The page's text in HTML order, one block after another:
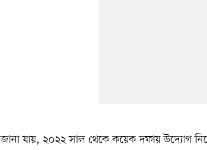
জানা যায়, ২০২২ সাল থেকে কয়েক দফায় উদ্যোগ